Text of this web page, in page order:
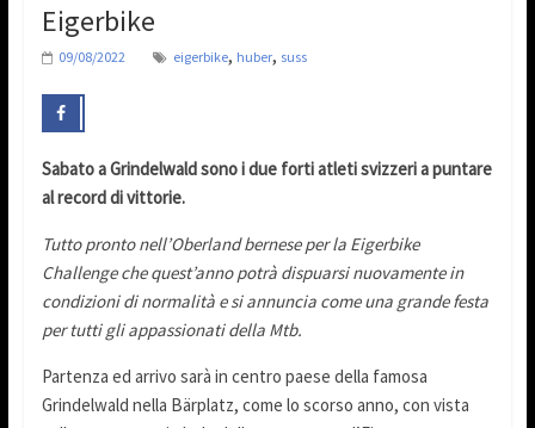
Eigerbike
09/08/2022 eigerbike, huber, suss
Sabato a Grindelwald sono i due forti atleti svizzeri a puntare
al record di vittorie.
Tutto pronto nell’Oberland bernese per la Eigerbike
Challenge che quest’anno potrà dispuarsi nuovamente in
condizioni di normalità e si annuncia come una grande festa
per tutti gli appassionati della Mtb.
Partenza ed arrivo sarà in centro paese della famosa
Grindelwald nella Bärplatz, come lo scorso anno, con vista